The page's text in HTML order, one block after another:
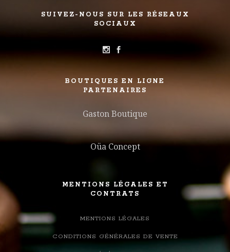
SUIVEZ-NOUS SUR LES RÉSEAUX
SOCIAUX
BOUTIQUES EN LIGNE
PARTENAIRES
Gaston Boutique
Oüa Concept
MENTIONS LÉGALES ET
CONTRATS
MENTIONS LÉGALES
CONDITIONS GÉNÉRALES DE VENTE